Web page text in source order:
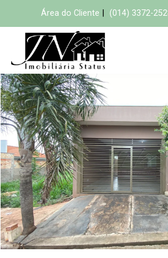
Área do Cliente (014) 3372-